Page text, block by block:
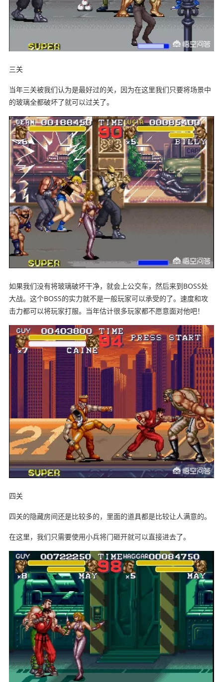
三关
当年三关被我们认为是最好过的关，因为在这里我们只要将场景中
的玻璃全都破坏了就可以过关了。
如果我们没有将玻璃破坏干净，就会上公交车，然后来到BOSS处
大战。这个BOSS的实力就不是一般玩家可以承受的了。速度和攻
击力都可以将玩家打服。当年估计很多玩家都不愿意面对他吧！
四关
四关的隐藏房间还是比较多的，里面的道具都是比较让人满意的。
在这里，我们只需要使用小兵将门砸开就可以直接进去了。